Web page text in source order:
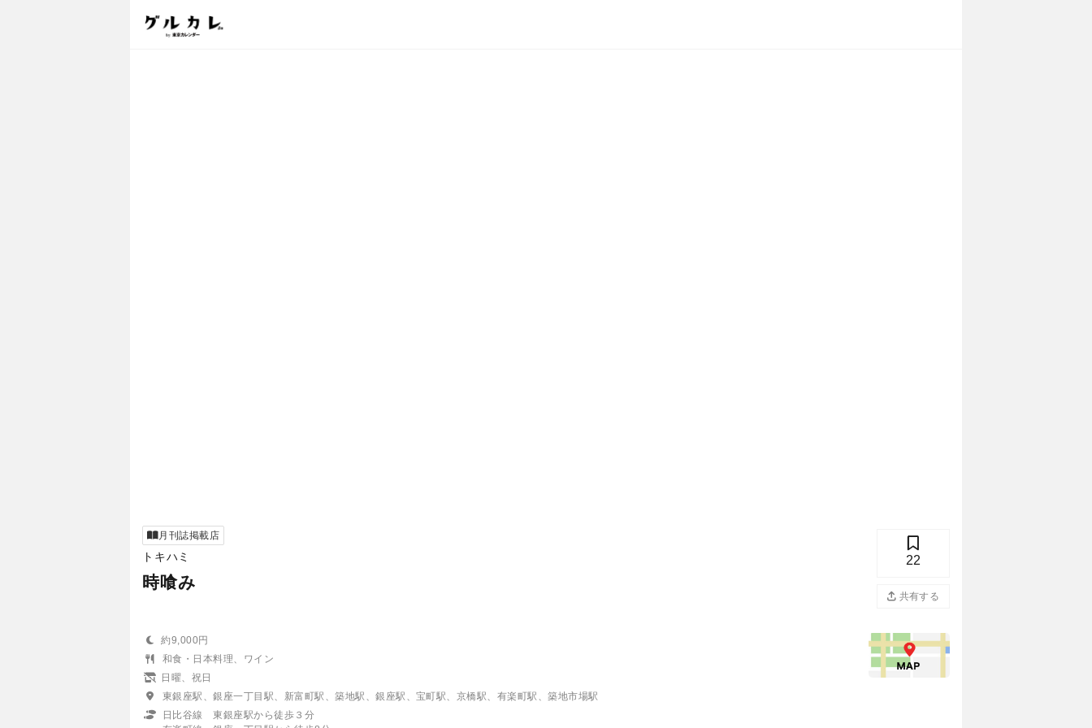
月刊誌掲載店
トキハミ
時喰み
22
共有する
約9,000円
和食・日本料理、ワイン
日曜、祝日
東銀座駅、銀座一丁目駅、新富町駅、築地駅、銀座駅、宝町駅、京橋駅、有楽町駅、築地市場駅
日比谷線 東銀座駅から徒歩３分